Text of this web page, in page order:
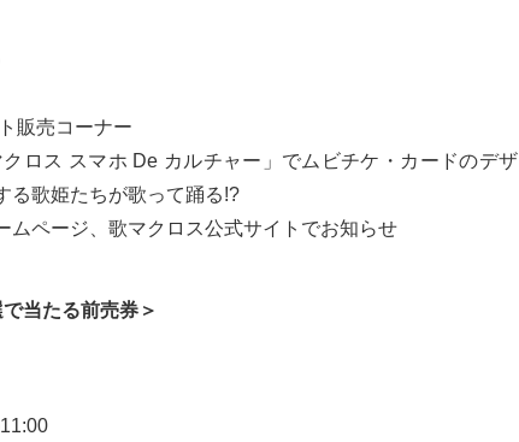
販売コーナー
ロス スマホ De カルチャー」でムビチケ・カードのデザ
る歌姫たちが歌って踊る!?
ページ、歌マクロス公式サイトでお知らせ
当たる前売券＞